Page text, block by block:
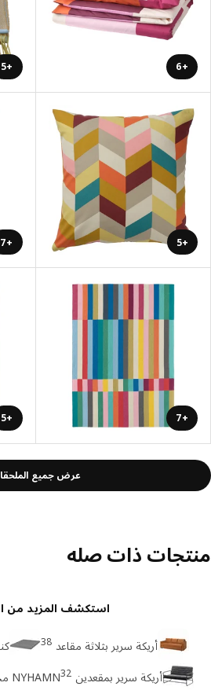
+6
+5
+5
+7
+7
+5
عرض جميع الملحقات
ذات صله
استكشف المزيد من
أريكة سرير بثلاثة مقاعد 38 كنب
أريكة سرير بمقعدين 32 NYHAMN مجموعة